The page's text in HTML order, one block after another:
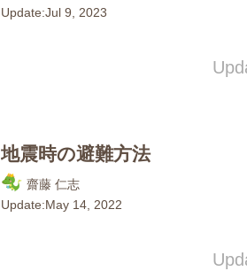
Update:Jul 9, 2023
地震時の避難方法
齋藤 仁志
Update:May 14, 2022